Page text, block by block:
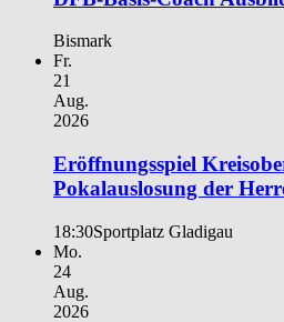
Bismark
Fr.
21
Aug.
2026
Eröffnungsspiel
Pokalauslosung der
18:30Sportplatz Gladigau
Mo.
24
Aug.
2026